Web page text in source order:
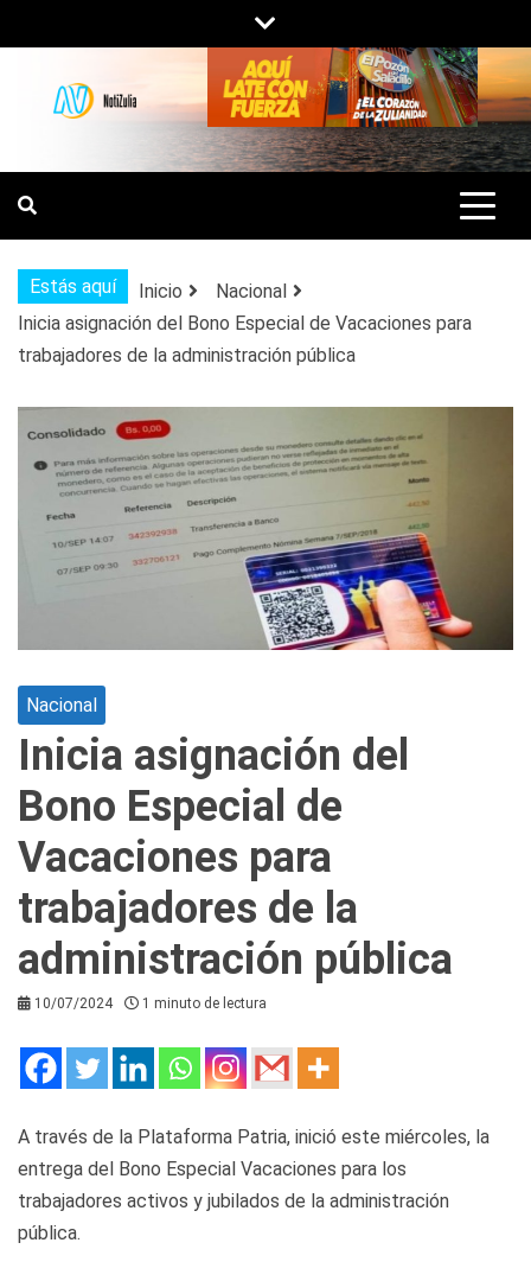
al
contenido
NOTIZULIA
NOTICIAS DEL ZULIA, VENEZUELA Y
DE INTERÉS GENERAL.
Estás aquí Inicio
Nacional
Inicia asignación del Bono Especial de Vacaciones para
trabajadores de la administración pública
Nacional
Inicia asignación del
Bono Especial de
Vacaciones para
trabajadores de la
administración pública
10/07/2024 1 minuto de lectura
A través de la Plataforma Patria, inició este miércoles, la
entrega del Bono Especial Vacaciones para los
trabajadores activos y jubilados de la administración
pública.